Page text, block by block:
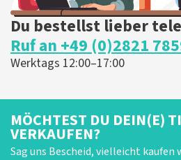
Du bestellst lieber
Ruf an +49 (0)2821
Werktags 12:00–17:00
MÖCHTEST DU DEIN(E)
VERKAUFEN?
Sag uns Bescheid, vielleicht kaufen